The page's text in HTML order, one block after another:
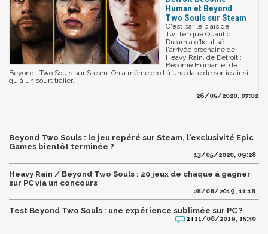
Human et Beyond
Two Souls sur Steam
C'est par le biais de
Twitter que Quantic
Dream a officialisé
l'arrivée prochaine de
Heavy Rain, de Detroit :
Become Human et de
Beyond : Two Souls sur Steam. On a même droit à une date de sortie ainsi
qu'à un court trailer.
26/05/2020, 07:02
Beyond Two Souls : le jeu repéré sur Steam, l'exclusivité Epic
Games bientôt terminée ?
13/05/2020, 09:28
Heavy Rain / Beyond Two Souls : 20 jeux de chaque à gagner
sur PC via un concours
28/08/2019, 11:16
Test Beyond Two Souls : une expérience sublimée sur PC ?
2 |11/08/2019, 15:30